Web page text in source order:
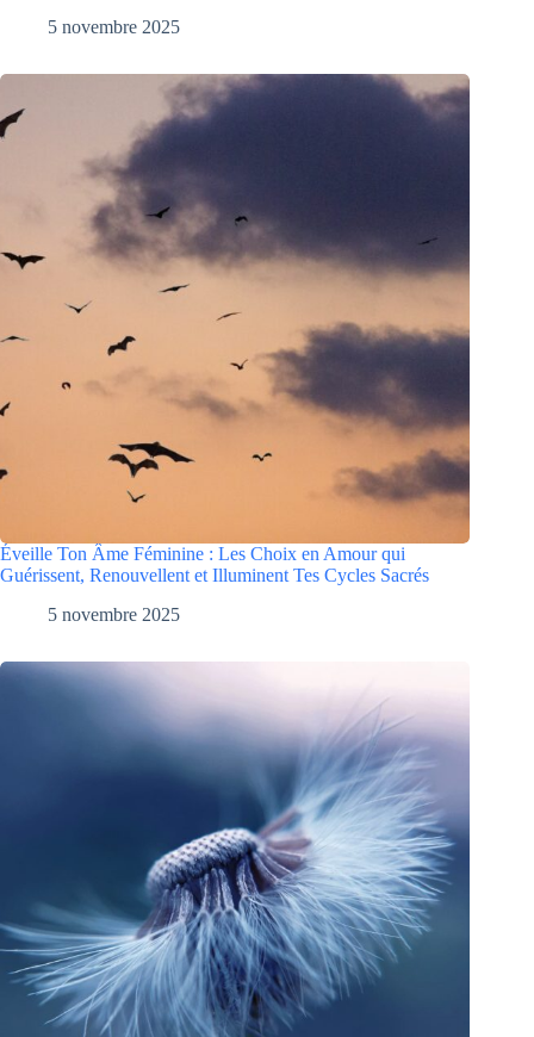
5 novembre 2025
Éveille Ton Âme Féminine : Les Choix en Amour qui
Guérissent, Renouvellent et Illuminent Tes Cycles Sacrés
5 novembre 2025